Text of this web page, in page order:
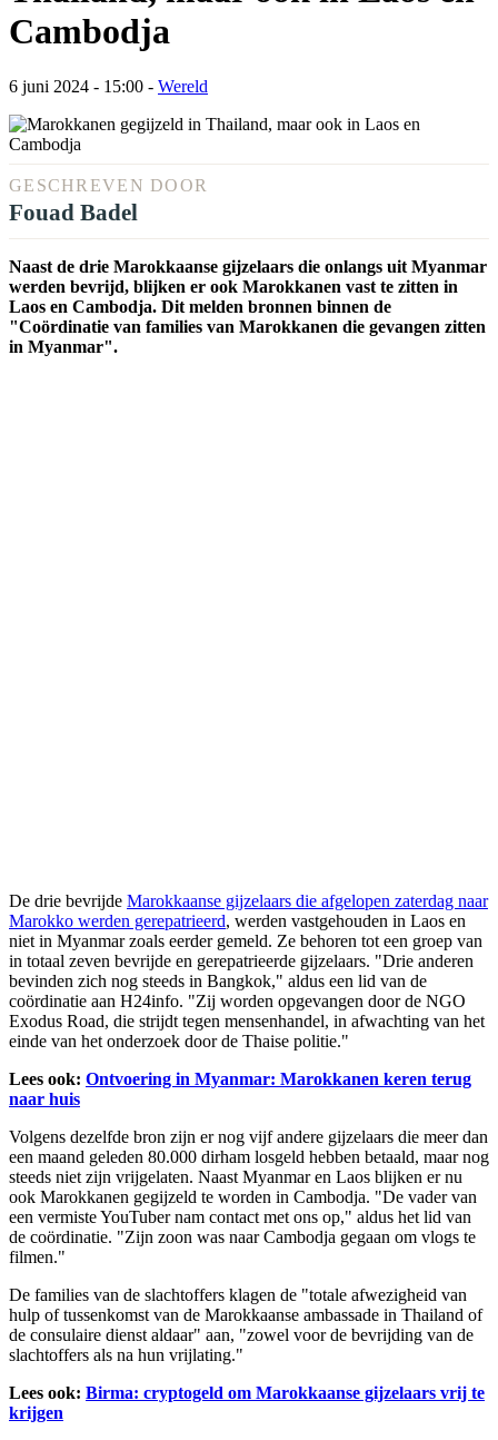
Cambodja
6 juni 2024 - 15:00 - Wereld
GESCHREVEN DOOR
Fouad Badel
Naast de drie Marokkaanse gijzelaars die onlangs uit Myanmar
werden bevrijd, blijken er ook Marokkanen vast te zitten in
Laos en Cambodja. Dit melden bronnen binnen de
"Coördinatie van families van Marokkanen die gevangen zitten
in Myanmar".
De drie bevrijde Marokkaanse gijzelaars die afgelopen zaterdag naar
Marokko werden gerepatrieerd, werden vastgehouden in Laos en
niet in Myanmar zoals eerder gemeld. Ze behoren tot een groep van
in totaal zeven bevrijde en gerepatrieerde gijzelaars. "Drie anderen
bevinden zich nog steeds in Bangkok," aldus een lid van de
coördinatie aan H24info. "Zij worden opgevangen door de NGO
Exodus Road, die strijdt tegen mensenhandel, in afwachting van het
einde van het onderzoek door de Thaise politie."
Lees ook: Ontvoering in Myanmar: Marokkanen keren terug
naar huis
Volgens dezelfde bron zijn er nog vijf andere gijzelaars die meer dan
een maand geleden 80.000 dirham losgeld hebben betaald, maar nog
steeds niet zijn vrijgelaten. Naast Myanmar en Laos blijken er nu
ook Marokkanen gegijzeld te worden in Cambodja. "De vader van
een vermiste YouTuber nam contact met ons op," aldus het lid van
de coördinatie. "Zijn zoon was naar Cambodja gegaan om vlogs te
filmen."
De families van de slachtoffers klagen de "totale afwezigheid van
hulp of tussenkomst van de Marokkaanse ambassade in Thailand of
de consulaire dienst aldaar" aan, "zowel voor de bevrijding van de
slachtoffers als na hun vrijlating."
Lees ook: Birma: cryptogeld om Marokkaanse gijzelaars vrij te
krijgen